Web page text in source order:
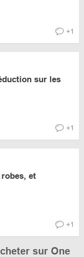
+1
sur les
+1
et
+1
sur One